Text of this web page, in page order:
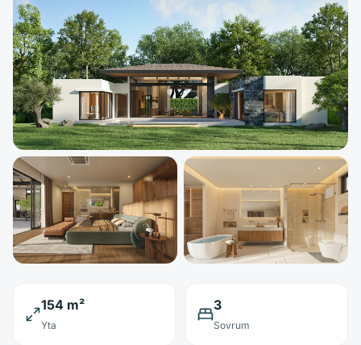
154 m²
Yta
3
Sovrum